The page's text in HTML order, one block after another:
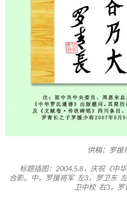
供稿：罗
标题插图：2004.5.8，庆祝《中
合影。中，罗援将军 左3，罗卫东
卫中校 右3，